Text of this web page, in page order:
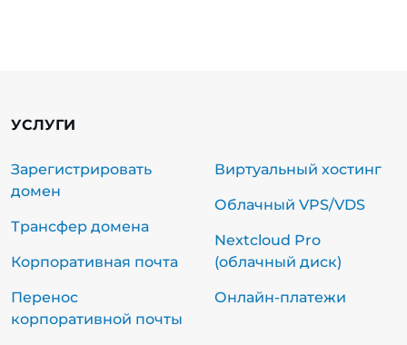
УСЛУГИ
Зарегистрировать
домен
Трансфер домена
Корпоративная почта
Перенос
корпоративной почты
Виртуальный хостинг
Облачный VPS/VDS
Nextcloud Pro
(облачный диск)
Онлайн-платежи